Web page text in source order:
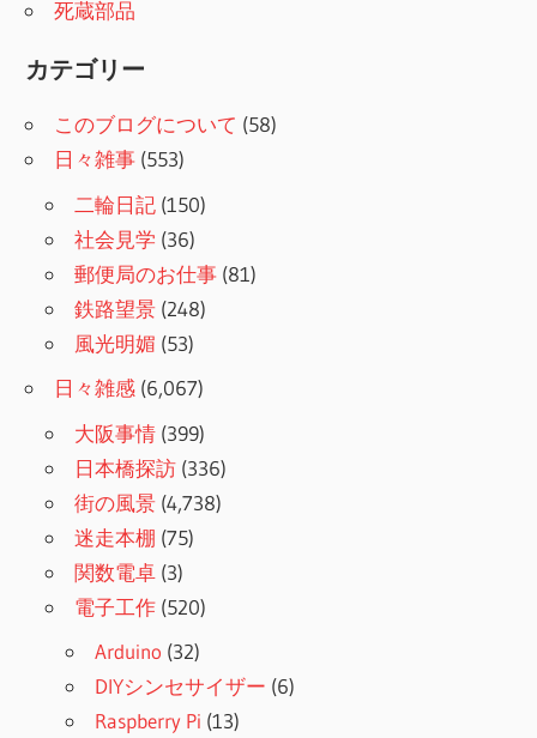
死蔵部品
カテゴリー
このブログについて (58)
日々雑事 (553)
二輪日記 (150)
社会見学 (36)
郵便局のお仕事 (81)
鉄路望景 (248)
風光明媚 (53)
日々雑感 (6,067)
大阪事情 (399)
日本橋探訪 (336)
街の風景 (4,738)
迷走本棚 (75)
関数電卓 (3)
電子工作 (520)
Arduino (32)
DIYシンセサイザー (6)
Raspberry Pi (13)